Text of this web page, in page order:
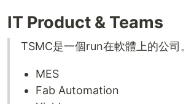
IT Product & Teams
TSMC是一個run在軟體上的公司。
MES
Fab Automation